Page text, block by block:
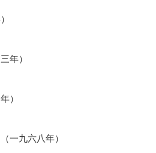
年）
）
一九六八年）